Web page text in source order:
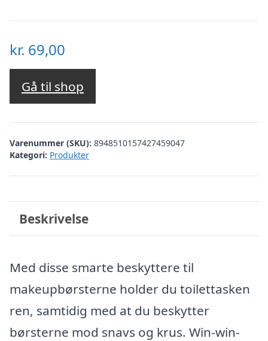
kr. 69,00
Gå til shop
Varenummer (SKU): 8948510157427459047
Kategori: Produkter
Beskrivelse
Med disse smarte beskyttere til
makeupbørsterne holder du toilettasken
ren, samtidig med at du beskytter
børsterne mod snavs og krus. Win-win-